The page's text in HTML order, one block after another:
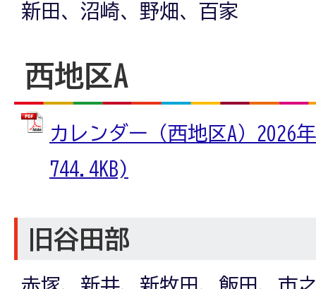
新田、沼崎、野畑、百家
西地区A
カレンダー（西地区A）2026
744.4KB)
旧谷田部
赤塚、新井、新牧田、飯田、市